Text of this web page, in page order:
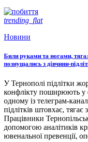
trending_flat
Новини
Били руками та ногами,
познущались з дівчини-
У Тернополі підлітки
конфлікту поширюють у
одному із телеграм-
підлітків штовхає, тягає
Працівники
допомогою аналітиків
ювенальної превенції,